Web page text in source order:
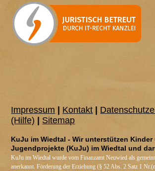
Impressum Kontakt
(Hilfe)
Sitemap
KuJu im Wiedtal - Wir unterstützen Kinder
Jugendprojekte (KuJu) im Wiedtal und
KuJu im Wiedtal wurde vom Finanzamt Neuwied als
anerkannt. Förderung der Erziehung (§ 52 Abs. 2 Satz 1